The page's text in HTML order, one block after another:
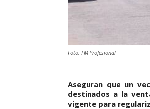
Foto: FM Profesional
Aseguran que un
destinados a la
vigente para